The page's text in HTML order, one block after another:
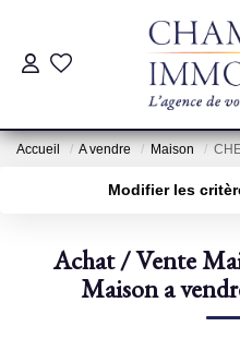
Pré-
Accueil A vendre Maison
Modifier les
Sélectionnez...
Type de bien
Achat / Vente
Maison a